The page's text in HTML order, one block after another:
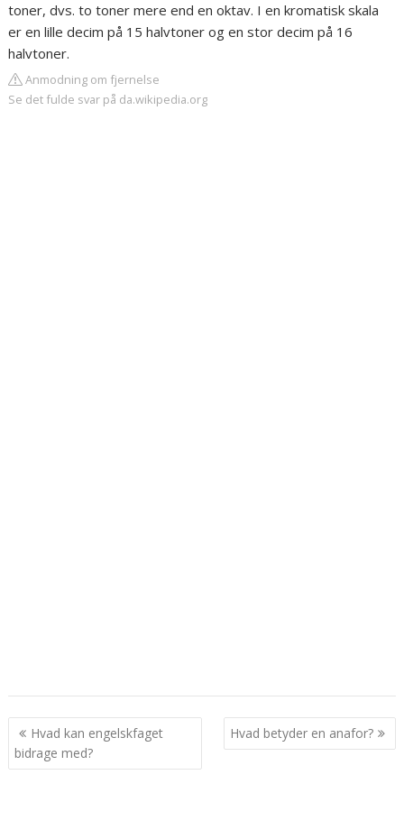
toner, dvs. to toner mere end en oktav. I en kromatisk skala
er en lille decim på 15 halvtoner og en stor decim på 16
halvtoner.
Anmodning om fjernelse
Se det fulde svar på da.wikipedia.org
Indlægsnavigation
Hvad kan engelskfaget
bidrage med?
Hvad betyder en anafor?